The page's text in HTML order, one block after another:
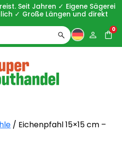
Seit Jahren ✓ Eigene Sägerei
✓ Große Längen und direkt
0
/ Eichenpfahl 15×15 cm –